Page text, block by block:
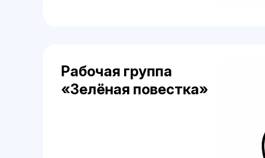
Рабочая группа
«Зелёная повестка»